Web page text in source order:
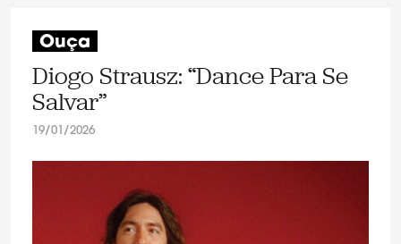
Ouça
Diogo Strausz: “Dance Para Se
Salvar”
19/01/2026